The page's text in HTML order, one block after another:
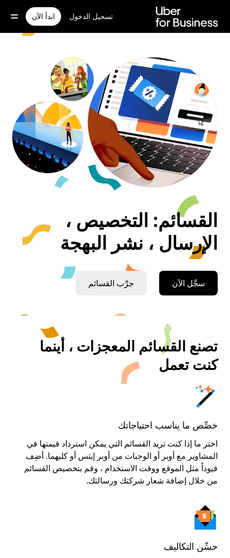
المحتوى
تسجيل الدخول ابدأ الآن
القسائم: التخصيص ،
الإرسال ، نشر البهجة
سجِّل الآن جرِّب القسائم
تصنع القسائم المعجزات ، أينما
كنت تعمل
خصِّص ما يناسب احتياجاتك
اختر ما إذا كنت تريد القسائم التي يمكن استرداد قيمتها في
المشاوير مع أوبر أو الوجبات من أوبر إيتس أو كليهما. أضِف
قيوداً مثل الموقع ووقت الاستخدام ، وقم بتخصيص القسائم
من خلال إضافة شعار شركتك ورسالتك.
حسِّن التكاليف